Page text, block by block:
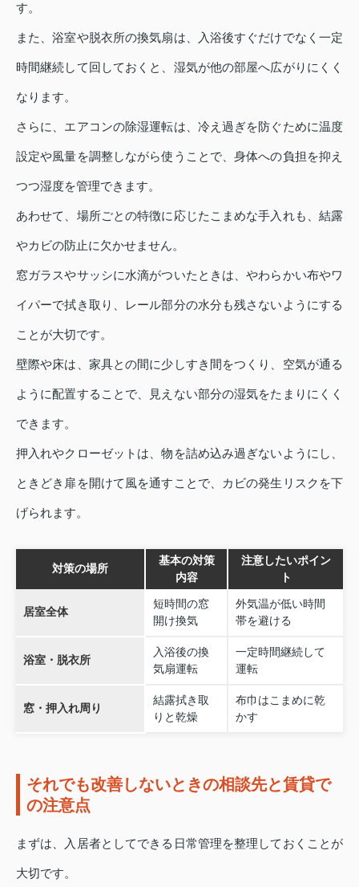
す。
また、浴室や脱衣所の換気扇は、入浴後すぐだけでなく一定
時間継続して回しておくと、湿気が他の部屋へ広がりにくく
なります。
さらに、エアコンの除湿運転は、冷え過ぎを防ぐために温度
設定や風量を調整しながら使うことで、身体への負担を抑え
つつ湿度を管理できます。
あわせて、場所ごとの特徴に応じたこまめな手入れも、結露
やカビの防止に欠かせません。
窓ガラスやサッシに水滴がついたときは、やわらかい布やワ
イパーで拭き取り、レール部分の水分も残さないようにする
ことが大切です。
壁際や床は、家具との間に少しすき間をつくり、空気が通る
ように配置することで、見えない部分の湿気をたまりにくく
できます。
押入れやクローゼットは、物を詰め込み過ぎないようにし、
ときどき扉を開けて風を通すことで、カビの発生リスクを下
げられます。
対策の場所
基本の対策
内容
注意したいポイン
ト
居室全体
短時間の窓
開け換気
外気温が低い時間
帯を避ける
浴室・脱衣所
入浴後の換
気扇運転
一定時間継続して
運転
窓・押入れ周り
結露拭き取
りと乾燥
布巾はこまめに乾
かす
それでも改善しないときの相談先と賃貸で
の注意点
まずは、入居者としてできる日常管理を整理しておくことが
大切です。